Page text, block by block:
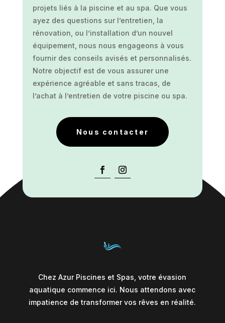
projets liés à la piscine et au spa. Que vous
ayez des questions sur l’entretien, la
rénovation, ou l’installation d’un nouvel
équipement, nous nous engageons à vous
fournir des conseils avisés et personnalisés.
Notre objectif est de vous assurer une
expérience agréable et sans tracas, de
l’achat à l’entretien de votre piscine ou spa.
Nous contacter
Chez Azur Piscines et Spas, votre évasion
aquatique commence ici. Nous attendons avec
impatience de transformer vos rêves en réalité.